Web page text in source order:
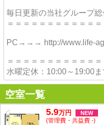
毎日更新の当社グループ
＝＝＝＝＝＝＝＝＝＝＝
PC→→→ http://www.life-
＝＝＝＝＝＝＝＝＝＝＝
水曜定休：10:00～19:00ま
空室一覧
5.9万円 NEW
(管理費・共益費 -)